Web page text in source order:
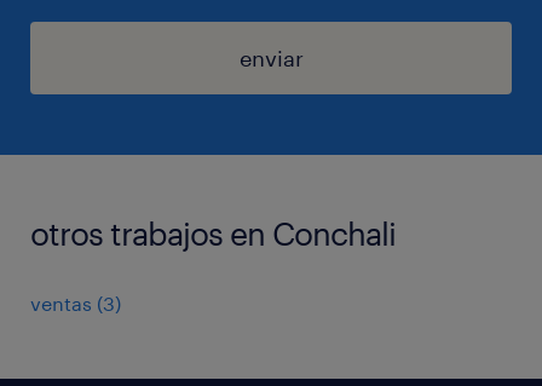
enviar
otros trabajos en Conchali
ventas (3)